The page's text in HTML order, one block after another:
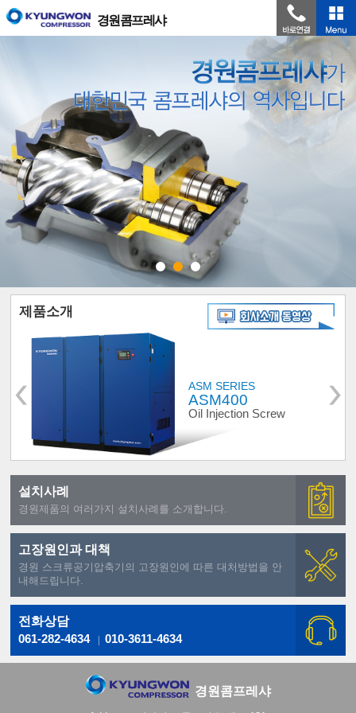
경원콤프레샤
제품소개
ASM SERIES
ASM400
Oil Injection Screw
설치사례
경원제품의 여러가지 설치사례를 소개합니다.
고장원인과 대책
경원 스크류공기압축기의 고장원인에 따른 대처방법을 안
내해드립니다.
전화상담
061-282-4634
010-3611-4634
경원콤프레샤